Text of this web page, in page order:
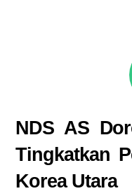
NDS AS
Tingkatkan
Korea Utara